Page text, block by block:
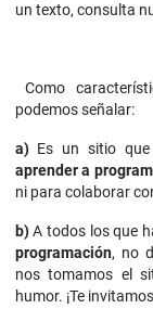
un texto, consulta
Como
podemos señalar:
a) Es un sitio
aprender a
ni para colaborar
b) A todos los que
programación, no
nos tomamos el
humor. ¡Te